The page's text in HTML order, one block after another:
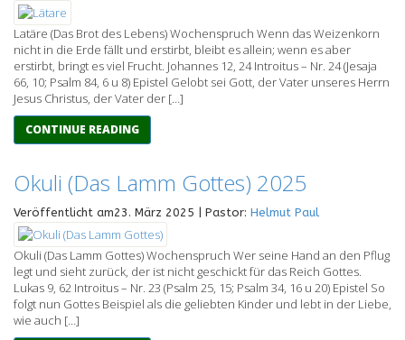
Latäre (Das Brot des Lebens) Wochenspruch Wenn das Weizenkorn
nicht in die Erde fällt und erstirbt, bleibt es allein; wenn es aber
erstirbt, bringt es viel Frucht. Johannes 12, 24 Introitus – Nr. 24 (Jesaja
66, 10; Psalm 84, 6 u 8) Epistel Gelobt sei Gott, der Vater unseres Herrn
Jesus Christus, der Vater der […]
CONTINUE READING
Okuli (Das Lamm Gottes) 2025
Veröffentlicht am23. März 2025 | Pastor: Helmut Paul
Okuli (Das Lamm Gottes) Wochenspruch Wer seine Hand an den Pflug
legt und sieht zurück, der ist nicht geschickt für das Reich Gottes.
Lukas 9, 62 Introitus – Nr. 23 (Psalm 25, 15; Psalm 34, 16 u 20) Epistel So
folgt nun Gottes Beispiel als die geliebten Kinder und lebt in der Liebe,
wie auch […]